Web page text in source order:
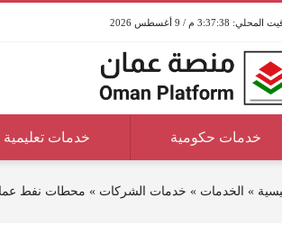
3:37:38 م / 9 أغسطس 2026
خدمات حكومية خدمات تعليمية
» الخدمات » خدمات الشركات » محطات نفط